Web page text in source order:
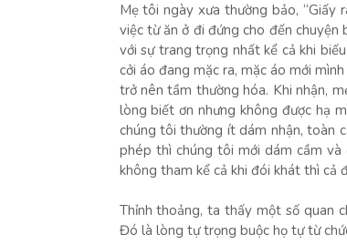
Mẹ tôi ngày xưa thường bảo, “Giấy
việc từ ăn ở đi đứng cho đến
với sự trang trọng nhất kể cả khi
cởi áo đang mặc ra, mặc áo mới
trở nên tầm thường hóa. Khi nhận,
lòng biết ơn nhưng không được hạ
chúng tôi thường ít dám nhận, toàn
phép thì chúng tôi mới dám cầm và
không tham kể cả khi đói khát thì cả
Thỉnh thoảng, ta thấy một số quan
Đó là lòng tự trọng buộc họ tự từ